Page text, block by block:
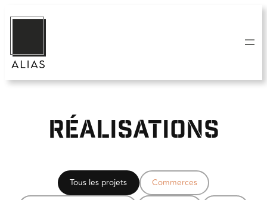
Réalisations
Tous les projets
Commerces